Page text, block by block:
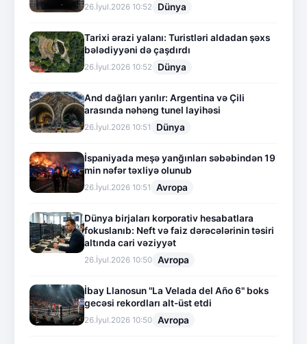
26.İyul.2026 10:52 Dünya
Tarixi ərazi yalanı: Turistləri aldadan şəxs
bələdiyyəni də çaşdırdı
26.İyul.2026 10:52 Dünya
And dağları yarılır: Argentina və Çili
arasında nəhəng tunel layihəsi
26.İyul.2026 10:51 Dünya
İspaniyada meşə yanğınları səbəbindən 19
min nəfər təxliyə olunub
26.İyul.2026 10:51 Avropa
Dünya birjaları korporativ hesabatlara
fokuslanıb: Neft və faiz dərəcələrinin təsiri
altında cari vəziyyət
26.İyul.2026 10:50 Avropa
İbay Llanosun "La Velada del Año 6" boks
gecəsi rekordları alt-üst etdi
26.İyul.2026 10:50 Avropa